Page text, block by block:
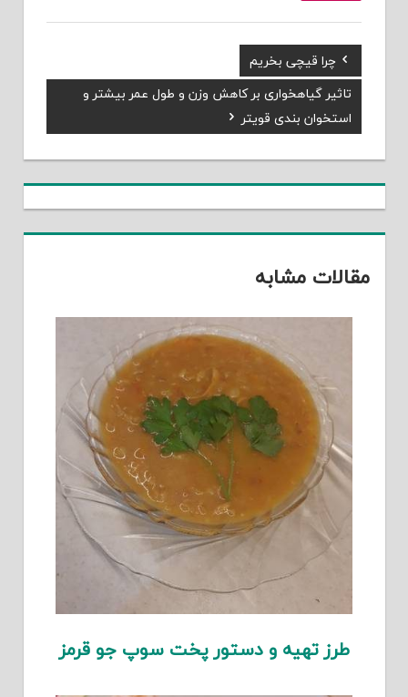
راهبری
نوشته
Previous
Post:
چرا قیچی بخریم
Next
Post:
تاثیر گیاهخواری بر کاهش وزن و طول عمر بیشتر و
استخوان بندی قویتر
مقالات مشابه
طرز تهیه و دستور پخت سوپ جو قرمز